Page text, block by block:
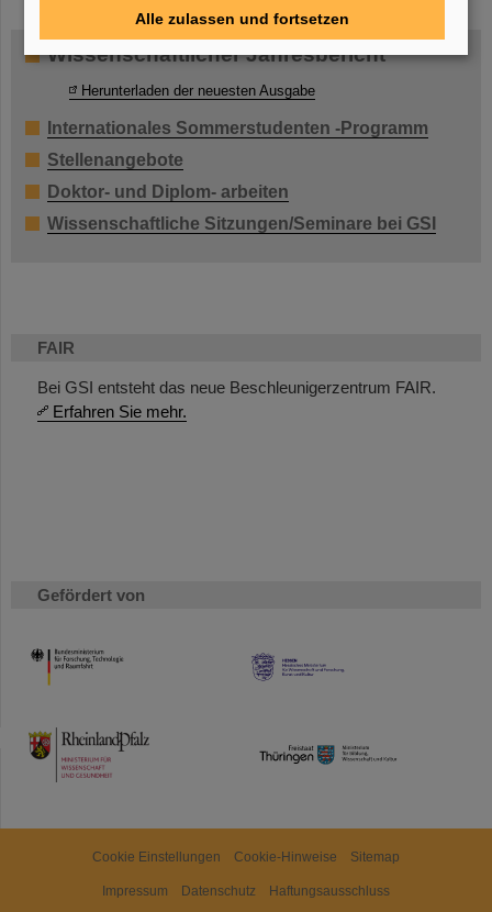
FAIR
Bei GSI entsteht das neue Beschleunigerzentrum FAIR.
Erfahren Sie mehr.
Gefördert von
HMWK
TMWWDG
Wissenschaftlicher Jahresbericht
Herunterladen der neuesten Ausgabe
Internationales Sommerstudenten -Programm
Stellenangebote
Doktor- und Diplom- arbeiten
Wissenschaftliche Sitzungen/Seminare bei GSI
Cookie Einstellungen Cookie-Hinweise Sitemap
Impressum Datenschutz Haftungsausschluss
Alle zulassen und fortsetzen